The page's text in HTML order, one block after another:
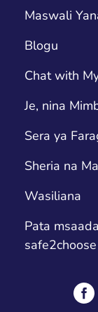
Maswali
Blogu
Chat with
Je, nina
Sera ya
Sheria na
Wasiliana
Pata
safe2choose